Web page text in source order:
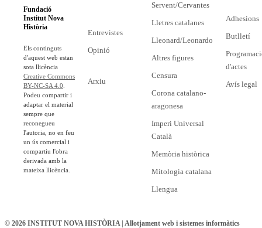
Fundació
Institut Nova
Història
Els continguts
d'aquest web estan
sota llicència
Creative Commons
BY-NC-SA 4.0
Podeu compartir i
adaptar el material
sempre que
reconegueu
l'autoria, no en feu
un ús comercial i
compartiu l'obra
derivada amb la
mateixa llicència.
Entrevistes
Opinió
Arxiu
Servent/Cervantes
Lletres catalanes
Lleonard/Leonardo
Altres figures
Censura
Corona catalano-
aragonesa
Imperi Universal
Català
Memòria històrica
Mitologia catalana
Llengua
Adhesions
Butlletí
d'actes
Avís legal
© 2026 INSTITUT NOVA HISTÒRIA | Allotjament web i sistemes informàtics